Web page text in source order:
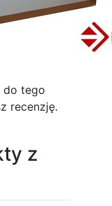
do tego
recenzję.
z